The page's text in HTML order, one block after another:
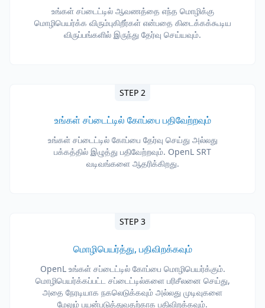
உங்கள் சப்டைட்டில் ஆவணத்தை எந்த மொழிக்கு
மொழிபெயர்க்க விரும்புகிறீர்கள் என்பதை கிடைக்கக்கூடிய
விருப்பங்களில் இருந்து தேர்வு செய்யவும்.
STEP 2
உங்கள் சப்டைட்டில் கோப்பை பதிவேற்றவும்
உங்கள் சப்டைட்டில் கோப்பை தேர்வு செய்து அல்லது
பக்கத்தில் இழுத்து பதிவேற்றவும். OpenL SRT
வடிவங்களை ஆதரிக்கிறது.
STEP 3
மொழிபெயர்த்து, பதிவிறக்கவும்
OpenL உங்கள் சப்டைட்டில் கோப்பை மொழிபெயர்க்கும்.
மொழிபெயர்க்கப்பட்ட சப்டைட்டில்களை பரிசீலனை செய்து,
அதை நேரடியாக நகலெடுக்கவும் அல்லது முடிவுகளை
மேலும் பயன்படுத்துவதற்காக பதிவிறக்கவும்.